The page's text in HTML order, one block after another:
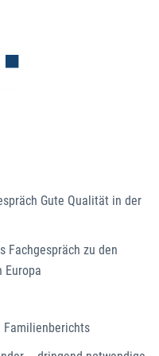
Gute Qualität in der
Fachgespräch zu den
Europa
Familienberichts